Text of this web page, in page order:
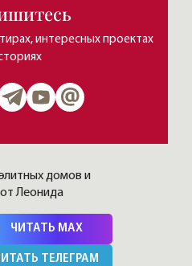
интересных проектах
cполитикой сайта
домов и
Леонида
ЧИТАТЬ MAX
ТЕЛЕГРАМ